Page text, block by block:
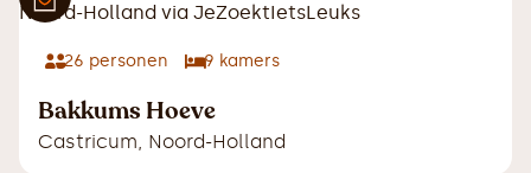
26 personen 9 kamers
Bakkums Hoeve
Castricum, Noord-Holland